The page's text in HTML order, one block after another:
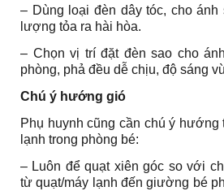
– Dùng loại đèn dây tóc, cho ánh
lượng tỏa ra hài hòa.
– Chọn vị trí đặt đèn sao cho
phòng, phả đều dễ chịu, độ sáng
Chú ý hướng gió
Phụ huynh cũng cần chú ý hướng
lạnh trong phòng bé:
– Luôn để quạt xiên góc so với
từ quạt/máy lạnh đến giường bé